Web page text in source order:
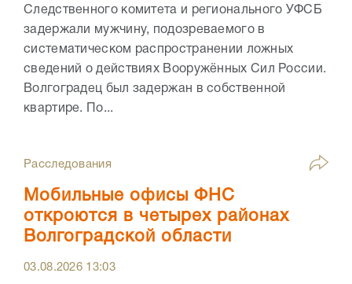
Следственного комитета и регионального УФСБ
задержали мужчину, подозреваемого в
систематическом распространении ложных
сведений о действиях Вооружённых Сил России.
Волгоградец был задержан в собственной
квартире. По...
Расследования
Мобильные офисы ФНС
откроются в четырех районах
Волгоградской области
03.08.2026 13:03